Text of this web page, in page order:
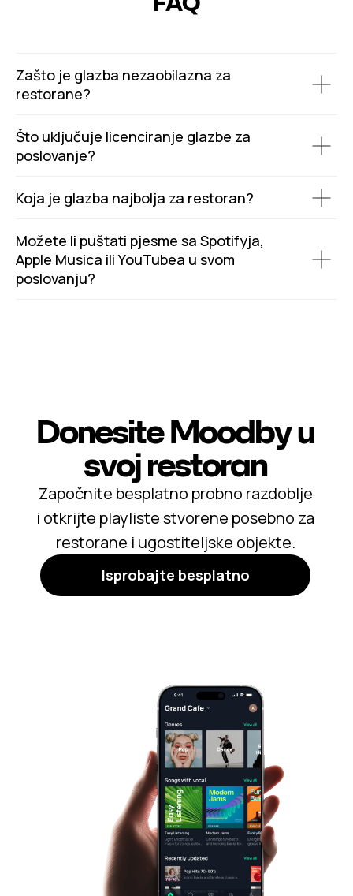
Zašto je glazba nezaobilazna za
restorane?
Što uključuje licenciranje glazbe za
poslovanje?
Koja je glazba najbolja za restoran?
Možete li puštati pjesme sa Spotifyja,
Apple Musica ili YouTubea u svom
poslovanju?
Donesite Moodby u
svoj restoran
Započnite besplatno probno razdoblje
i otkrijte playliste stvorene posebno za
restorane i ugostiteljske objekte.
Isprobajte besplatno